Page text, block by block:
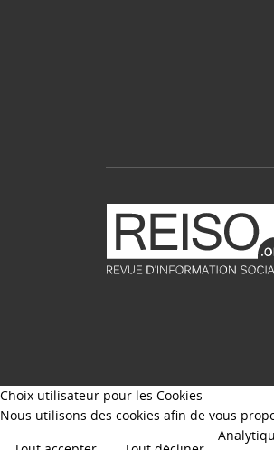
Choix utilisateur pour les Cookies
Nous utilisons des cookies afin de vous